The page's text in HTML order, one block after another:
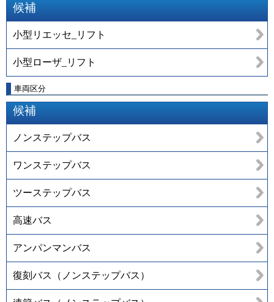
候補
小型リエッセ_リフト
小型ローザ_リフト
車両区分
候補
ノンステップバス
ワンステップバス
ツーステップバス
高速バス
アンパンマンバス
復刻バス（ノンステップバス）